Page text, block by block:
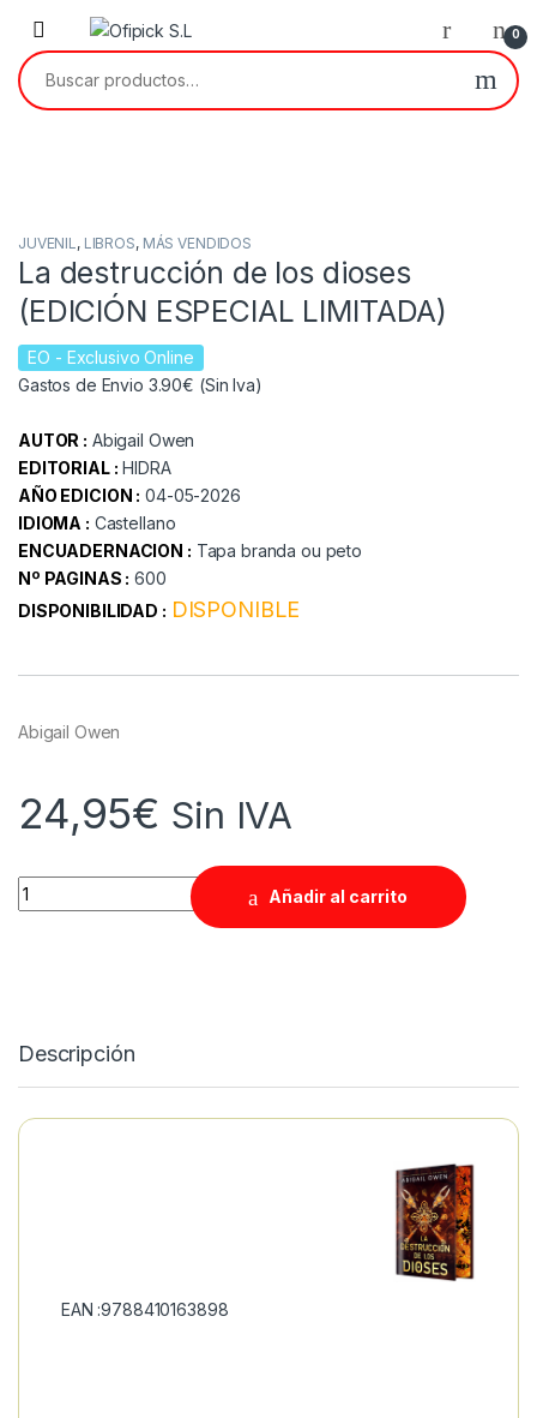
Skip to navigation
Skip to content
0
Buscar por:
JUVENIL , LIBROS, MÁS VENDIDOS
La destrucción de los dioses
(EDICIÓN ESPECIAL LIMITADA)
EO - Exclusivo Online
Gastos de Envio 3.90€ (Sin Iva)
AUTOR : Abigail Owen
EDITORIAL : HIDRA
AÑO EDICION : 04-05-2026
IDIOMA : Castellano
ENCUADERNACION : Tapa branda ou peto
Nº PAGINAS : 600
DISPONIBILIDAD : DISPONIBLE
Abigail Owen
24,95€ Sin IVA
Quantity
Añadir al carrito
Descripción
EAN :9788410163898